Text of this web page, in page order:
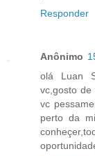
Responder
Anônimo
olá Luan
vc,gosto de
vc
perto da